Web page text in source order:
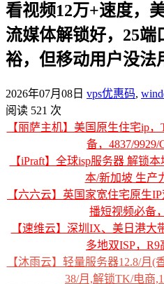
看视频12万+速度，
流媒体解锁好，25
裕，但移动用户没法
2026年07月08日 vps优惠码,
阅读 521 次
【丽萨主机】美国原生住宅ip
备，4837/
【iPraft】全球isp服务器 解锁
本/新加坡 生产
【六六云】英国家宽住宅原生
播短视频必备
【速维云】深圳IX、美日港
多地双ISP，
【沐雨云】轻量服务器12.8/月(
38/月,解锁TK/电商